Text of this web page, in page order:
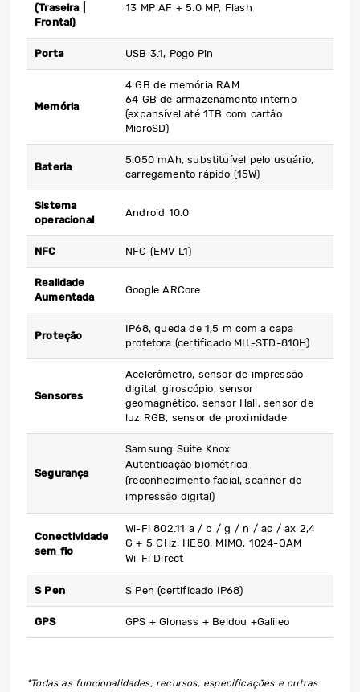
(Traseira |
Frontal)
13 MP AF + 5.0 MP, Flash
Porta USB 3.1, Pogo Pin
Memória
4 GB de memória RAM
64 GB de armazenamento interno
(expansível até 1TB com cartão
MicroSD)
Bateria
5.050 mAh, substituível pelo usuário,
carregamento rápido (15W)
Sistema
operacional
Android 10.0
NFC NFC (EMV L1)
Realidade
Aumentada
Google ARCore
Proteção
IP68, queda de 1,5 m com a capa
protetora (certificado MIL-STD-810H)
Sensores
Acelerômetro, sensor de impressão
digital, giroscópio, sensor
geomagnético, sensor Hall, sensor de
luz RGB, sensor de proximidade
Segurança
Samsung Suite Knox
Autenticação biométrica
(reconhecimento facial, scanner de
impressão digital)
Conectividade
sem fio
Wi-Fi 802.11 a / b / g / n / ac / ax 2,4
G + 5 GHz, HE80, MIMO, 1024-QAM
Wi-Fi Direct
S Pen S Pen (certificado IP68)
GPS GPS + Glonass + Beidou +Galileo
*Todas as funcionalidades, recursos, especificações e outras